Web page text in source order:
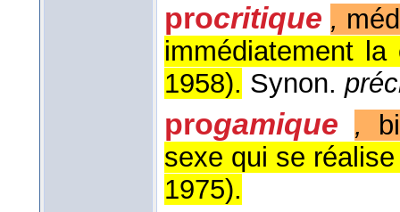
procritique ,
immédiatement
1958). Synon.
progamique ,
sexe qui se
1975).